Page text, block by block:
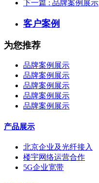
下一篇 : 品牌案例展示
客户案例
为您推荐
品牌案例展示
品牌案例展示
品牌案例展示
品牌案例展示
品牌案例展示
产品展示
北京企业及光纤接入
楼宇网络运营合作
5G企业宽带